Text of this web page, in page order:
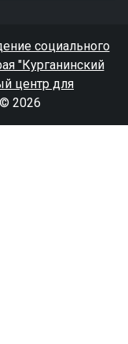
социального
"Курганинский
центр для
© 2026